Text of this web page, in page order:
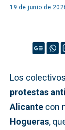
19 de junio de
Los
protestas
Alicante con
Hogueras,